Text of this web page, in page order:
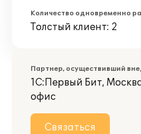
Количество одновременно
Толстый клиент: 2
Партнер, осуществивший
1С:Первый Бит,
офис
Связаться